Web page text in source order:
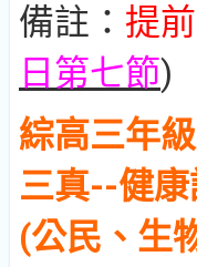
備註： 提
日第七節)
綜高三年
三真--健
(公民、生